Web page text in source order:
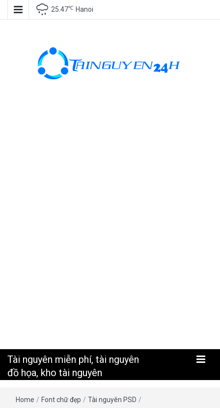
25.47℃ Hanoi
Tài nguyên miễn phí, tài nguyên
đồ họa, kho tài nguyên
Home / Font chữ đẹp / Tài nguyên PSD /